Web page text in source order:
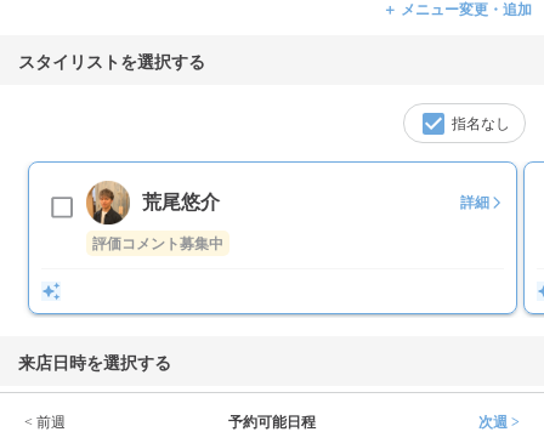
＋ メニュー変更・追加
スタイリストを選択する
指名なし
荒尾悠介 詳細
評価コメント募集中
来店日時を選択する
< 前週 予約可能日程 次週 >